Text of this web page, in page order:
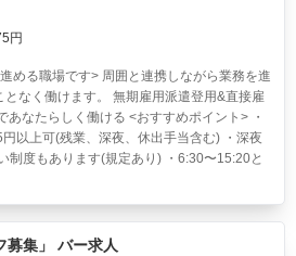
円
める職場です> 周囲と連携しながら業務を進
なく働けます。 無期雇用派遣登用&直接雇
あなたらしく働ける <おすすめポイント> ・
以上可(残業、深夜、休出手当含む) ・深夜
制度もあります(規定あり) ・6:30〜15:20と
募集」 バー求人